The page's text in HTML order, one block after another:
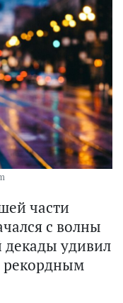
части
с волны
декады удивил
рекордным